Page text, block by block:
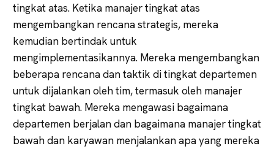
tingkat atas. Ketika manajer tingkat atas
mengembangkan rencana strategis, mereka
kemudian bertindak untuk
mengimplementasikannya. Mereka mengembangkan
beberapa rencana dan taktik di tingkat departemen
untuk dijalankan oleh tim, termasuk oleh manajer
tingkat bawah. Mereka mengawasi bagaimana
departemen berjalan dan bagaimana manajer tingkat
bawah dan karyawan menjalankan apa yang mereka